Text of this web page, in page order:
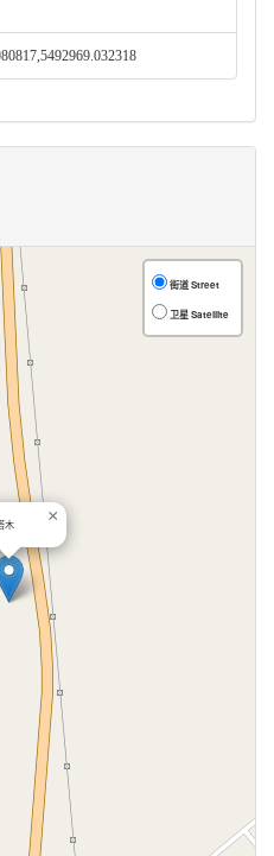
木 ×
街道 Street
卫星 Satellite